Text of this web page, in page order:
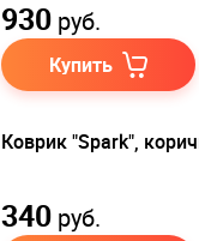
930 руб.
Купить
Коврик "Spark",
340 руб.